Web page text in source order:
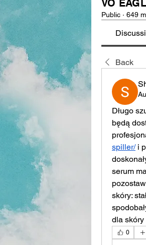
VO
Public · 649
Back
Długo
będą
spiller/ i
serum
skóry:
dla
0